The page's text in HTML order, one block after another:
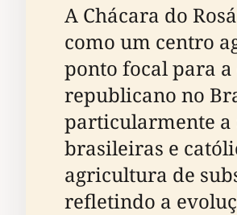
A Chácara do
como um centro
ponto focal para
republicano no
particularmente a
brasileiras e
agricultura de
refletindo a